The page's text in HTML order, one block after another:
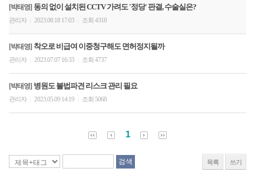
[박태영] 동의 없이 설치된 CCTV 가려도 '정당' 판결, 수술실은?
관리자 2023.08.18 17:03 조회 4318
[박태영] 착오로 비급여 이중청구해도 면허정지될까
관리자 2023.07.07 16:33 조회 4737
[박태영] 병원도 불법파견 리스크 관리 필요
관리자 2023.05.09 14:19 조회 5068
1
목록 쓰기